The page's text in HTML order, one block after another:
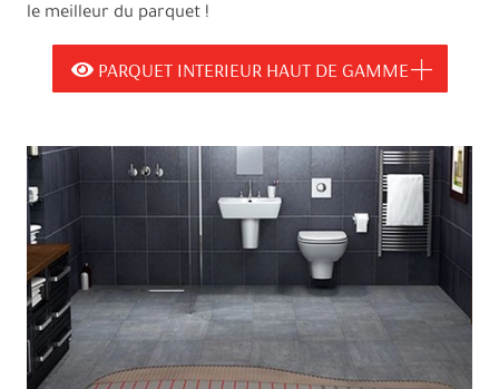
le meilleur du parquet !
PARQUET INTERIEUR HAUT DE GAMME